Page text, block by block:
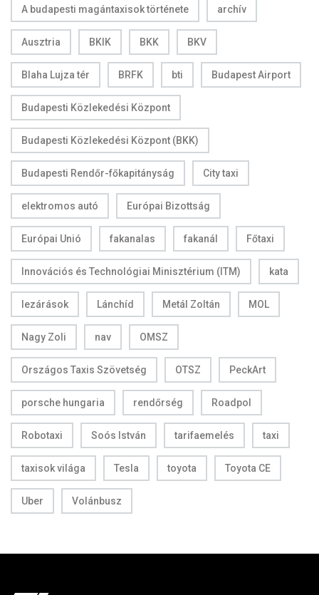
A budapesti magántaxisok története archív
Ausztria BKIK BKK BKV
Blaha Lujza tér BRFK bti Budapest Airport
Budapesti Közlekedési Központ
Budapesti Közlekedési Központ (BKK)
Budapesti Rendőr-főkapitányság City taxi
elektromos autó Európai Bizottság
Európai Unió fakanalas fakanál Főtaxi
Innovációs és Technológiai Minisztérium (ITM) kata
lezárások Lánchíd Metál Zoltán MOL
Nagy Zoli nav OMSZ
Országos Taxis Szövetség OTSZ PeckArt
porsche hungaria rendőrség Roadpol
Robotaxi Soós István tarifaemelés taxi
taxisok világa Tesla toyota Toyota CE
Uber Volánbusz